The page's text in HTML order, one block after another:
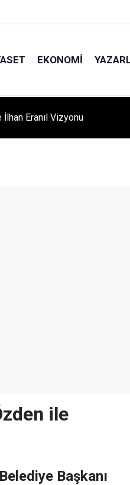
EKONOMI
Kursiyerler
ile
Başkanı